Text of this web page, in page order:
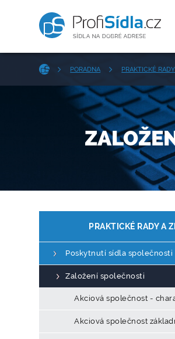
PORADNA PRAKTICKÉ
PRAKTICKÉ RADY A
Poskytnutí sídla společnosti
Založení společnosti
Akciová společnost -
Akciová společnost